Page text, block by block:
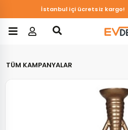
İstanbul içi ücretsiz kargo!
TÜM KAMPANYALAR